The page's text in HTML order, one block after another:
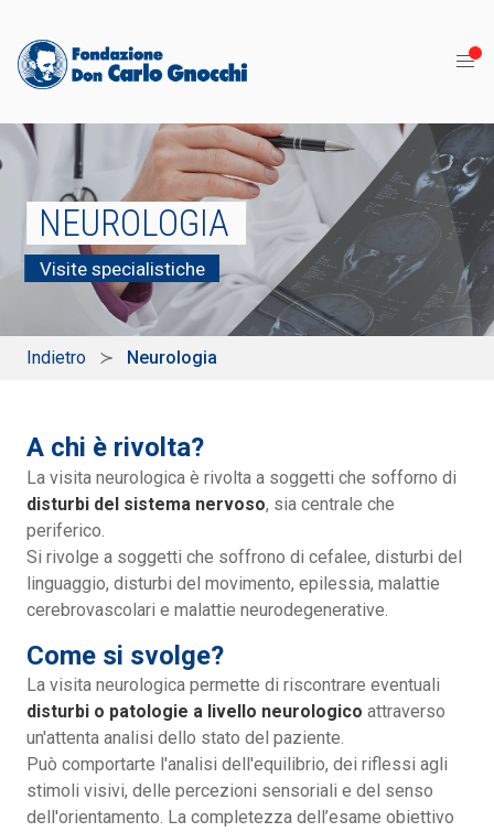
NEUROLOGIA
Visite specialistiche
Indietro Neurologia
A chi è rivolta?
La visita neurologica è rivolta a soggetti che sofforno di
disturbi del sistema nervoso, sia centrale che
periferico.
Si rivolge a soggetti che soffrono di cefalee, disturbi del
linguaggio, disturbi del movimento, epilessia, malattie
cerebrovascolari e malattie neurodegenerative.
Come si svolge?
La visita neurologica permette di riscontrare eventuali
disturbi o patologie a livello neurologico attraverso
un'attenta analisi dello stato del paziente.
Può comportarte l'analisi dell'equilibrio, dei riflessi agli
stimoli visivi, delle percezioni sensoriali e del senso
dell'orientamento. La completezza dell’esame obiettivo